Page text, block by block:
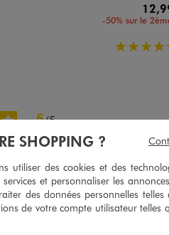
-50% sur le
5/5
5/5
, suite à une expérience du19/06/2025
SHOPPING ?
utiliser des cookies et des
et personnaliser les
des données personnelles telles
de votre compte utilisateur telles